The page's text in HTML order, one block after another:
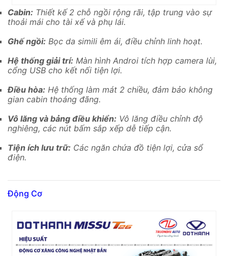
Cabin: Thiết kế 2 chỗ ngồi rộng rãi, tập trung vào sự
thoải mái cho tài xế và phụ lái.
Ghế ngồi: Bọc da simili êm ái, điều chỉnh linh hoạt.
Hệ thống giải trí: Màn hình Androi tích hợp camera lùi,
cổng USB cho kết nối tiện lợi.
Điều hòa: Hệ thống làm mát 2 chiều, đảm bảo không
gian cabin thoáng đãng.
Vô lăng và bảng điều khiển: Vô lăng điều chỉnh độ
nghiêng, các nút bấm sắp xếp dễ tiếp cận.
Tiện ích lưu trữ: Các ngăn chứa đồ tiện lợi, cửa sổ
điện.
Động Cơ